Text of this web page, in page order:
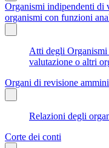
Organismi indipendenti di
organismi con funzioni
Atti degli
valutazione o altri
Organi di revisione
Relazioni degli
Corte dei conti